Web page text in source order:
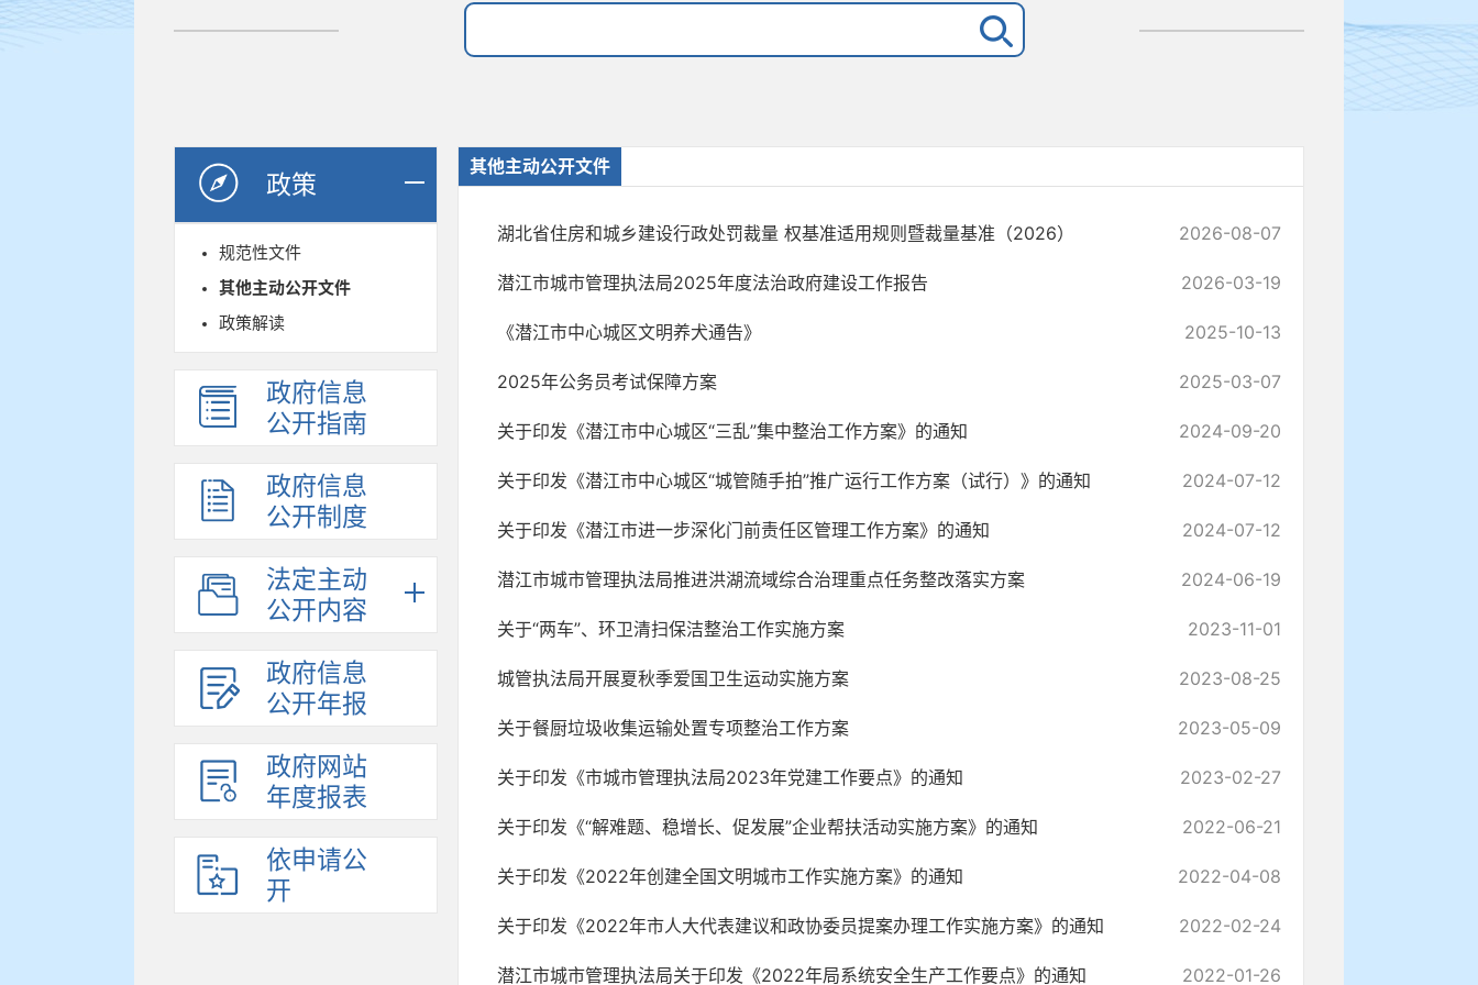
政策
规范性文件
其他主动公开文件
政策解读
政府信息
公开指南
政府信息
公开制度
法定主动
公开内容
政府信息
公开年报
政府网站
年度报表
依申请公
开
其他主动公开文件
湖北省住房和城乡建设行政处罚裁量 权基准适用规则暨裁量基准（2026） 2026-08-07
潜江市城市管理执法局2025年度法治政府建设工作报告 2026-03-19
《潜江市中心城区文明养犬通告》 2025-10-13
2025年公务员考试保障方案 2025-03-07
关于印发《潜江市中心城区“三乱”集中整治工作方案》的通知 2024-09-20
关于印发《潜江市中心城区“城管随手拍”推广运行工作方案（试行）》的通知 2024-07-12
关于印发《潜江市进一步深化门前责任区管理工作方案》的通知 2024-07-12
潜江市城市管理执法局推进洪湖流域综合治理重点任务整改落实方案 2024-06-19
关于“两车”、环卫清扫保洁整治工作实施方案 2023-11-01
城管执法局开展夏秋季爱国卫生运动实施方案 2023-08-25
关于餐厨垃圾收集运输处置专项整治工作方案 2023-05-09
关于印发《市城市管理执法局2023年党建工作要点》的通知 2023-02-27
关于印发《“解难题、稳增长、促发展”企业帮扶活动实施方案》的通知 2022-06-21
关于印发《2022年创建全国文明城市工作实施方案》的通知 2022-04-08
关于印发《2022年市人大代表建议和政协委员提案办理工作实施方案》的通知 2022-02-24
潜江市城市管理执法局关于印发《2022年局系统安全生产工作要点》的通知 2022-01-26